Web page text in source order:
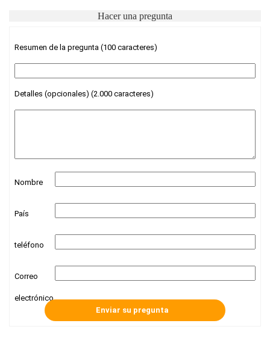
Hacer una pregunta
Resumen de la pregunta (100 caracteres)
Detalles (opcionales) (2.000 caracteres)
Nombre
País
teléfono
Correo
electrónico